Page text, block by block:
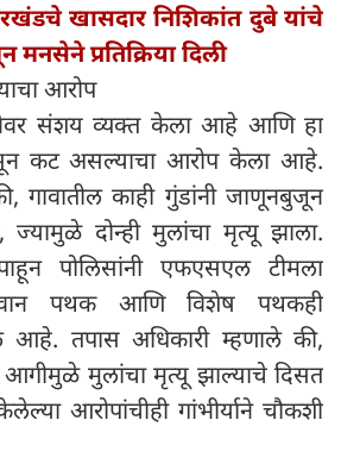
खासदार निशिकांत दुबे यांचे
मनसेने प्रतिक्रिया दिली
आरोप
संशय व्यक्त केला आहे आणि हा
कट असल्याचा आरोप केला आहे.
गावातील काही गुंडांनी जाणूनबुजून
दोन्ही मुलांचा मृत्यू झाला.
पोलिसांनी एफएसएल टीमला
पथक आणि विशेष पथकही
आहे. तपास अधिकारी म्हणाले की,
आगीमुळे मुलांचा मृत्यू झाल्याचे दिसत
आरोपांचीही गांभीर्याने चौकशी